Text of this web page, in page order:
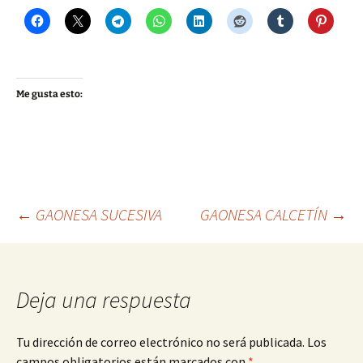
Me gusta esto:
Navegación
entradas
← GAONESA SUCESIVA GAONESA CALCETÍN →
Deja una respuesta
Tu dirección de correo electrónico no será publicada. Los